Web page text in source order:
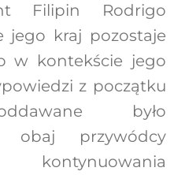
Filipin Rodrigo
jego kraj pozostaje
w kontekście jego
z początku
było
przywódcy
kontynuowania